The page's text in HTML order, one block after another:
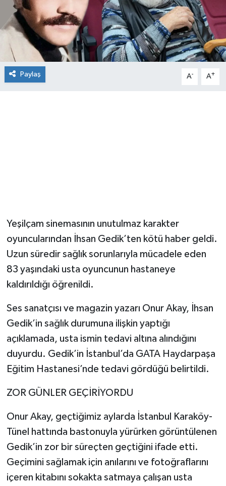
Paylaş A- A+
Yeşilçam sinemasının unutulmaz karakter
oyuncularından İhsan Gedik’ten kötü haber geldi.
Uzun süredir sağlık sorunlarıyla mücadele eden
83 yaşındaki usta oyuncunun hastaneye
kaldırıldığı öğrenildi.
Ses sanatçısı ve magazin yazarı Onur Akay, İhsan
Gedik’in sağlık durumuna ilişkin yaptığı
açıklamada, usta ismin tedavi altına alındığını
duyurdu. Gedik’in İstanbul’da GATA Haydarpaşa
Eğitim Hastanesi’nde tedavi gördüğü belirtildi.
ZOR GÜNLER GEÇİRİYORDU
Onur Akay, geçtiğimiz aylarda İstanbul Karaköy-
Tünel hattında bastonuyla yürürken görüntülenen
Gedik’in zor bir süreçten geçtiğini ifade etti.
Geçimini sağlamak için anılarını ve fotoğraflarını
içeren kitabını sokakta satmaya çalışan usta